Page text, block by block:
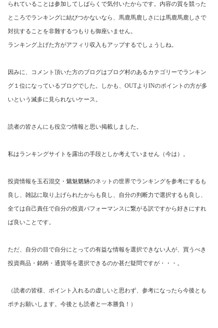
られていることは参加してしばらくで気付いたからです。 内容の質を競った
ところでランキングに結びつかないなら、馬鹿馬鹿しさには馬鹿馬鹿しさで
対抗することを非難するつもりも御座いません。
ランキング上げた方がアフィリ収入もアップするでしょうしね。
因みに、コメント頂いた方のブログはブログ村のあるカテゴリーでランキン
グ１位になっているブログでした。しかも、 OUTより INのポイントの方が多
いという滅多に見られないケース。
読者の皆さんにも役立つ情報と思い掲載しました。
私はランキングサイトを露出の手段としか考えていません（今は）。
投資情報を玉石混交・魑魅魍魎のネットの世界でランキングを参考にするも
良し、雑誌に取り上げられたからも良し、自分の判断力で選択するも良し、
全ては自己責任で自分の投資パフォーマンスに繋がる訳ですから好きにすれ
ば良いことです。
ただ、自分の目で自分にとっての有益な情報を選択できない人が、買うべき
投資商品・銘柄・通貨等を選択できるのか甚だ疑問ですが・・・。
（読者の皆様、ポイント入れるの虚しいと思わず、参考になったら今後とも
ポチお願いします。今後とも読者と一本勝負！）